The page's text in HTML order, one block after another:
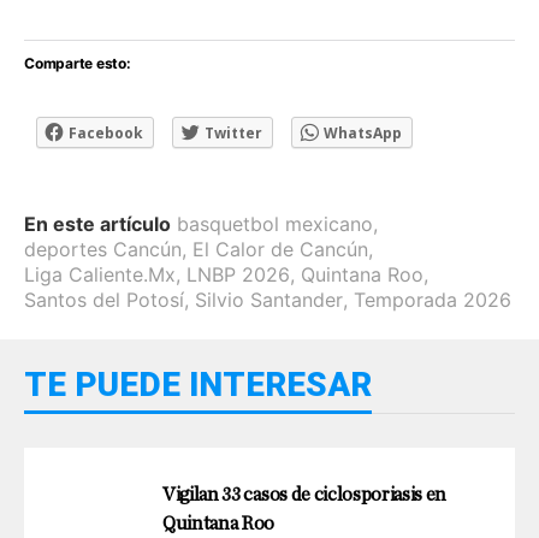
Comparte esto:
Facebook Twitter WhatsApp
En este artículo basquetbol mexicano,
deportes Cancún, El Calor de Cancún,
Liga Caliente.Mx, LNBP 2026, Quintana Roo,
Santos del Potosí, Silvio Santander, Temporada 2026
TE PUEDE INTERESAR
Vigilan 33 casos de ciclosporiasis en
Quintana Roo